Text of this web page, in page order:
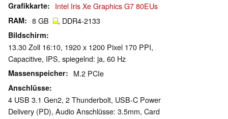
Grafikkarte Intel Iris Xe Graphics G7 80EUs
RAM 8 GB , DDR4-2133
Bildschirm
13.30 Zoll 16:10, 1920 x 1200 Pixel 170 PPI,
Capacitive, IPS, spiegelnd: ja, 60 Hz
Massenspeicher M.2 PCIe
Anschlüsse
4 USB 3.1 Gen2, 2 Thunderbolt, USB-C Power
Delivery (PD), Audio Anschlüsse: 3.5mm, Card